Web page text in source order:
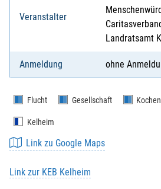
Veranstalter
Landratsamt
Anmeldung ohne
Flucht Gesellschaft Kochen
Kelheim
Link zu Google Maps
Link zur KEB Kelheim